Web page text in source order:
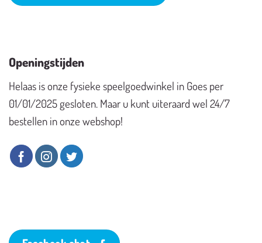
Openingstijden
Helaas is onze fysieke speelgoedwinkel in Goes per
01/01/2025 gesloten. Maar u kunt uiteraard wel 24/7
bestellen in onze webshop!